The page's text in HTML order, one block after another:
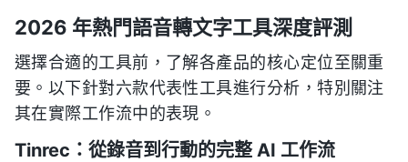
2026 年熱門語音轉文字工具深度評測
選擇合適的工具前，了解各產品的核心定位至關重
要。以下針對六款代表性工具進行分析，特別關注
其在實際工作流中的表現。
Tinrec：從錄音到行動的完整 AI 工作流